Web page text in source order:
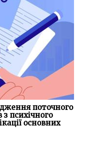
поточного
психічного
основних